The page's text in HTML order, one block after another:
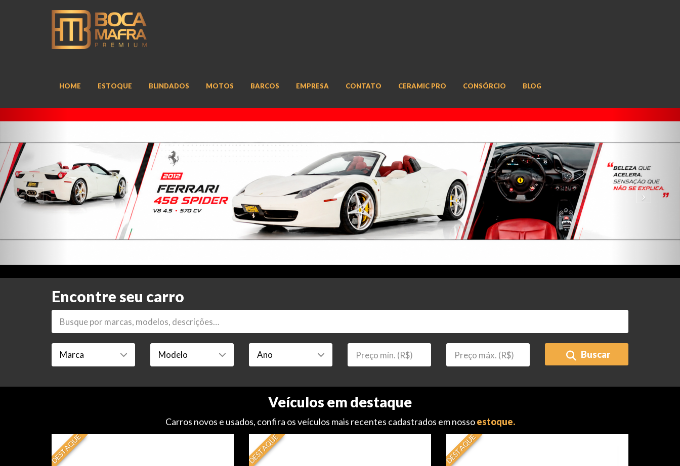
HOME ESTOQUE BLINDADOS MOTOS BARCOS EMPRESA CONTATO CERAMIC PRO CONSÓRCIO BLOG
Encontre seu carro
Buscar
Veículos em destaque
Carros novos e usados, confira os veículos mais recentes cadastrados em nossoestoque.
DESTAQUE DESTAQUE DESTAQUE